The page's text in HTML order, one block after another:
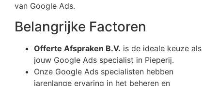
van Google Ads.
Belangrijke Factoren
Offerte Afspraken B.V. is de ideale keuze als
jouw Google Ads specialist in Pieperij.
Onze Google Ads specialisten hebben
jarenlange ervaring in het beheren en